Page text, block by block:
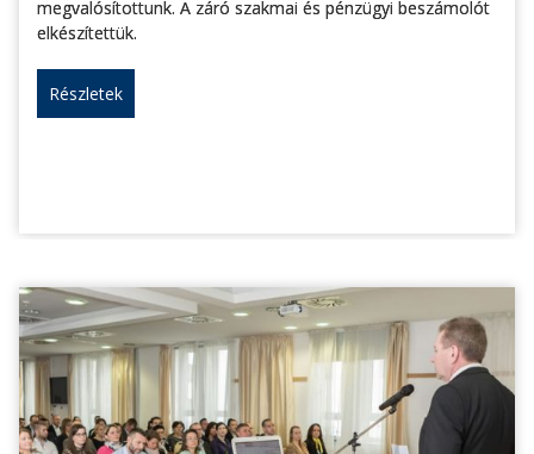
megvalósítottunk. A záró szakmai és pénzügyi beszámolót
elkészítettük.
Részletek